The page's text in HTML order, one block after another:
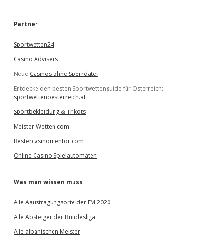
e
Partner
Sportwetten24
Casino Advisers
Neue Casinos ohne Sperrdatei
Entdecke den besten Sportwettenguide für Österreich:
sportwettenoesterreich.at
Sportbekleidung & Trikots
Meister-Wetten.com
Bestercasinomentor.com
Online Casino Spielautomaten
Was man wissen muss
Alle Aaustragungsorte der EM 2020
Alle Absteiger der Bundesliga
Alle albanischen Meister